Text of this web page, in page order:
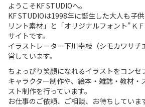
ようこそKF STUDIOへ。
KF STUDIOは1998年に誕生した大人も子
リント素材」と「オリジナルフォント"Ｋ
サイトです。
イラストレーター下川幸枝（シモカワサチ
営しています。
ちょっぴり笑顔になれるイラストをコンセ
キャラクター制作や、絵本・雑誌・教材・
スト制作を行っています。
お仕事のご依頼、ご相談、お待ちしていま